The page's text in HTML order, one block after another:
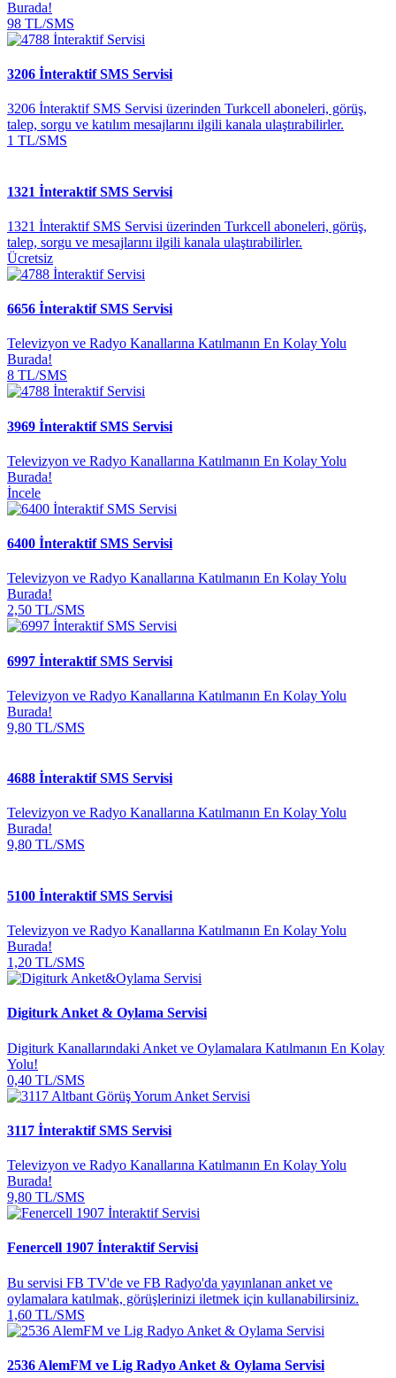
Burada!
98 TL/SMS
3206 İnteraktif SMS Servisi
3206 İnteraktif SMS Servisi üzerinden Turkcell aboneleri, görüş,
talep, sorgu ve katılım mesajlarını ilgili kanala ulaştırabilirler.
1 TL/SMS
1321 İnteraktif SMS Servisi
1321 İnteraktif SMS Servisi üzerinden Turkcell aboneleri, görüş,
talep, sorgu ve mesajlarını ilgili kanala ulaştırabilirler.
Ücretsiz
6656 İnteraktif SMS Servisi
Televizyon ve Radyo Kanallarına Katılmanın En Kolay Yolu
Burada!
8 TL/SMS
3969 İnteraktif SMS Servisi
Televizyon ve Radyo Kanallarına Katılmanın En Kolay Yolu
Burada!
İncele
6400 İnteraktif SMS Servisi
Televizyon ve Radyo Kanallarına Katılmanın En Kolay Yolu
Burada!
2,50 TL/SMS
6997 İnteraktif SMS Servisi
Televizyon ve Radyo Kanallarına Katılmanın En Kolay Yolu
Burada!
9,80 TL/SMS
4688 İnteraktif SMS Servisi
Televizyon ve Radyo Kanallarına Katılmanın En Kolay Yolu
Burada!
9,80 TL/SMS
5100 İnteraktif SMS Servisi
Televizyon ve Radyo Kanallarına Katılmanın En Kolay Yolu
Burada!
1,20 TL/SMS
Digiturk Anket & Oylama Servisi
Digiturk Kanallarındaki Anket ve Oylamalara Katılmanın En Kolay
Yolu!
0,40 TL/SMS
3117 İnteraktif SMS Servisi
Televizyon ve Radyo Kanallarına Katılmanın En Kolay Yolu
Burada!
9,80 TL/SMS
Fenercell 1907 İnteraktif Servisi
Bu servisi FB TV'de ve FB Radyo'da yayınlanan anket ve
oylamalara katılmak, görüşlerinizi iletmek için kullanabilirsiniz.
1,60 TL/SMS
2536 AlemFM ve Lig Radyo Anket & Oylama Servisi